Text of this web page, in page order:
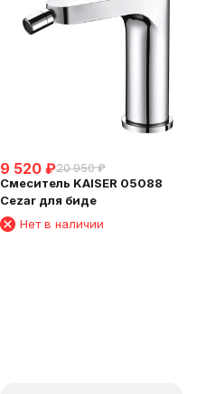
9 520 ₽20 950 ₽
Смеситель KAISER 05088
Cezar для биде
Нет в наличии